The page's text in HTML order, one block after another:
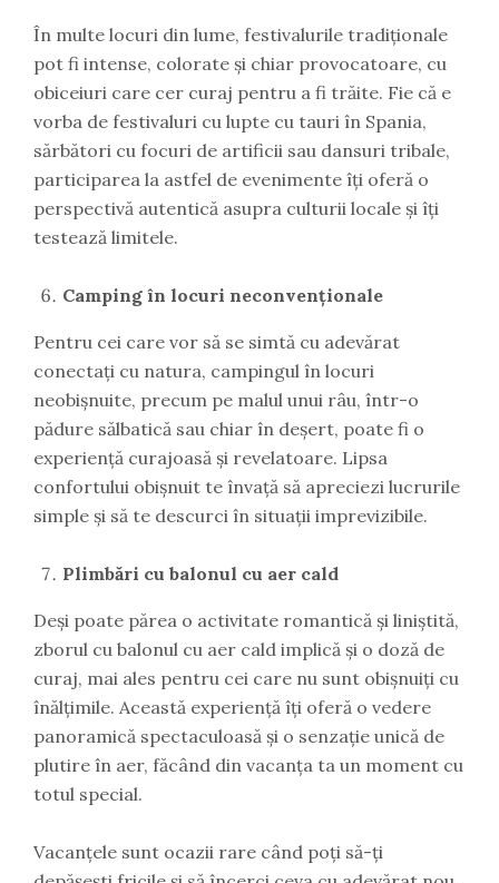
În multe locuri din lume, festivalurile tradiționale
pot fi intense, colorate și chiar provocatoare, cu
obiceiuri care cer curaj pentru a fi trăite. Fie că e
vorba de festivaluri cu lupte cu tauri în Spania,
sărbători cu focuri de artificii sau dansuri tribale,
participarea la astfel de evenimente îți oferă o
perspectivă autentică asupra culturii locale și îți
testează limitele.
Camping în locuri neconvenționale
Pentru cei care vor să se simtă cu adevărat
conectați cu natura, campingul în locuri
neobișnuite, precum pe malul unui râu, într-o
pădure sălbatică sau chiar în deșert, poate fi o
experiență curajoasă și revelatoare. Lipsa
confortului obișnuit te învață să apreciezi lucrurile
simple și să te descurci în situații imprevizibile.
Plimbări cu balonul cu aer cald
Deși poate părea o activitate romantică și liniștită,
zborul cu balonul cu aer cald implică și o doză de
curaj, mai ales pentru cei care nu sunt obișnuiți cu
înălțimile. Această experiență îți oferă o vedere
panoramică spectaculoasă și o senzație unică de
plutire în aer, făcând din vacanța ta un moment cu
totul special.
Vacanțele sunt ocazii rare când poți să-ți